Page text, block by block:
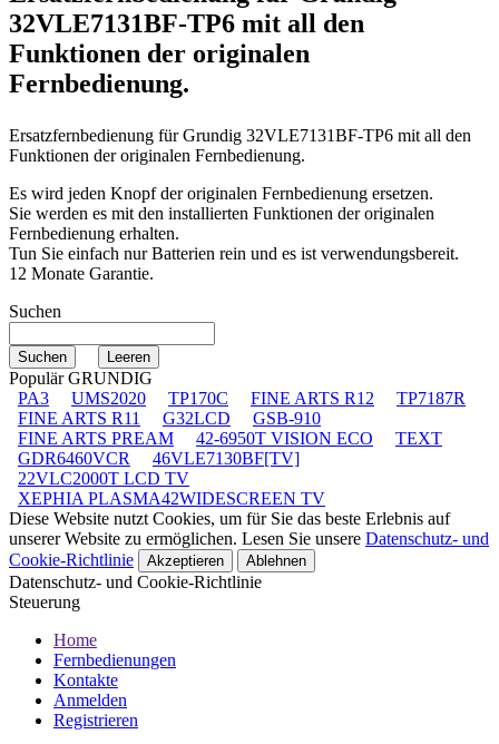
32VLE7131BF-TP6 mit all den
Funktionen der originalen
Fernbedienung.
Ersatzfernbedienung fürGrundig 32VLE7131BF-TP6 mit all den
Funktionen der originalen Fernbedienung.
Es wird jeden Knopf der originalen Fernbedienung ersetzen.
Sie werden es mit den installierten Funktionen der originalen
Fernbedienung erhalten.
Tun Sie einfach nur Batterien rein und es ist verwendungsbereit.
12 Monate Garantie.
Suchen
Populär GRUNDIG
PA3
UMS2020 TP170C FINE ARTS R12
TP7187R
FINE ARTS R11
G32LCD
GSB-910
FINE ARTS PREAM
42-6950T VISION ECO
TEXT
GDR6460VCR
46VLE7130BF[TV]
22VLC2000T LCD TV
XEPHIA PLASMA42WIDESCREEN TV
Diese Website nutzt Cookies, um für Sie das beste Erlebnis auf
unserer Website zu ermöglichen. Lesen Sie unsere Datenschutz- und
Cookie-Richtlinie
Akzeptieren Ablehnen
Datenschutz- und Cookie-Richtlinie
Steuerung
Home
Fernbedienungen
Kontakte
Anmelden
Registrieren